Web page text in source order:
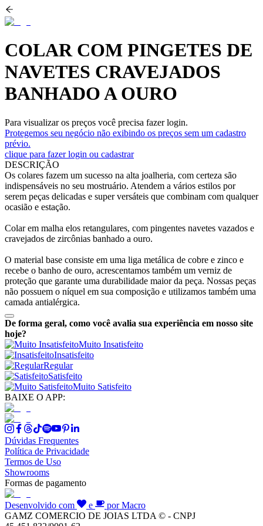
COLAR COM PINGETES DE
NAVETES CRAVEJADOS
BANHADO A OURO
Para visualizar os preços você precisa fazer login.
Protegemos seu negócio não exibindo os preços sem um cadastro
prévio.
clique para fazer login ou cadastrar
DESCRIÇÃO
Os colares fazem um sucesso na alta joalheria, com certeza são
indispensáveis no seu mostruário. Atendem a vários estilos por
serem peças delicadas e super versáteis que combinam com qualquer
ocasião e estação.
Colar em malha elos retangulares, com pingentes navetes vazados e
cravejados de zircônias banhado a ouro.
O material base consiste em uma liga metálica de cobre e zinco e
recebe o banho de ouro, acrescentamos também um verniz de
proteção que garante uma durabilidade maior da peça. Nossas peças
não possuem o níquel em sua composição e utilizamos também uma
camada antialérgica.
De forma geral, como você avalia sua experiência em nosso site
hoje?
Muito Insatisfeito
Insatisfeito
Regular
Satisfeito
Muito Satisfeito
BAIXE O APP:
Dúvidas Frequentes
Política de Privacidade
Termos de Uso
Showrooms
Formas de pagamento
Desenvolvido com e
por Macro
GAMZ COMERCIO DE JOIAS LTDA © - CNPJ